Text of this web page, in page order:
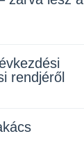
rendjéről